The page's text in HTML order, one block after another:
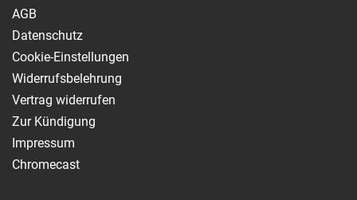
AGB
Datenschutz
Cookie-Einstellungen
Widerrufsbelehrung
Vertrag widerrufen
Zur Kündigung
Impressum
Chromecast